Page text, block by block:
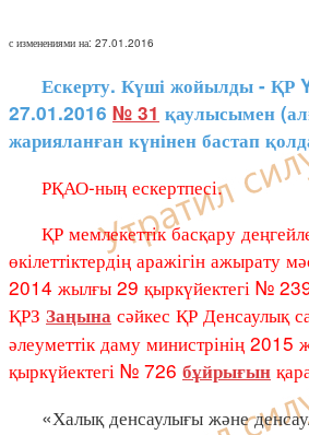
с изменениями на: 27.01.2016
Ескерту. Күші жойылды - ҚР
27.01.2016 № 31 қаулысымен
жарияланған күнінен бастап
РҚАО-ның ескертпесі.
ҚР мемлекеттік басқару
өкілеттіктердің аражігін ажырату
2014 жылғы 29 қыркүйектегі №
ҚРЗ Заңына сәйкес ҚР Денсаулық
әлеуметтік даму министрінің 2015
қыркүйектегі № 726 бұйрығын
«Халық денсаулығы және